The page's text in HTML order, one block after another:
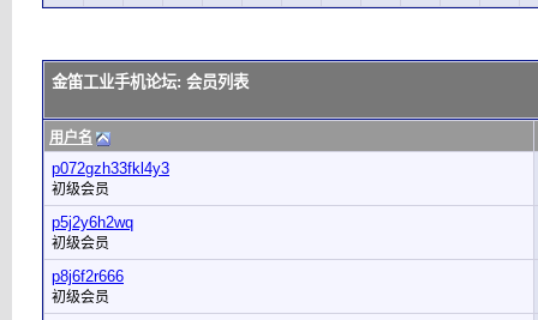
金笛工业手机论坛: 会员列表
用户名
p072gzh33fkl4y3
初级会员
p5j2y6h2wq
初级会员
p8j6f2r666
初级会员